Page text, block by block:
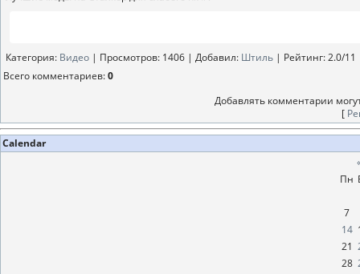
Категория: Видео | Просмотров: 1406 | Добавил: Штиль | Рейтинг:2.0/11
Всего комментариев:0
Добавлять комментарии
[
Calendar
Пн
7
14
21
28